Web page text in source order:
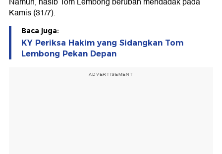
Kamis (31/7).
Baca juga:
KY Periksa Hakim yang Sidangkan Tom
Lembong Pekan Depan
ADVERTISEMENT